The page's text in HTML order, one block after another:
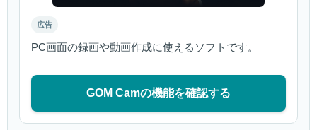
広告
PC画面の録画や動画作成に使えるソフトです。
GOM Camの機能を確認する